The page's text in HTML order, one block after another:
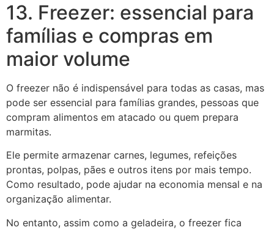
13. Freezer: essencial para
famílias e compras em
maior volume
O freezer não é indispensável para todas as casas, mas
pode ser essencial para famílias grandes, pessoas que
compram alimentos em atacado ou quem prepara
marmitas.
Ele permite armazenar carnes, legumes, refeições
prontas, polpas, pães e outros itens por mais tempo.
Como resultado, pode ajudar na economia mensal e na
organização alimentar.
No entanto, assim como a geladeira, o freezer fica